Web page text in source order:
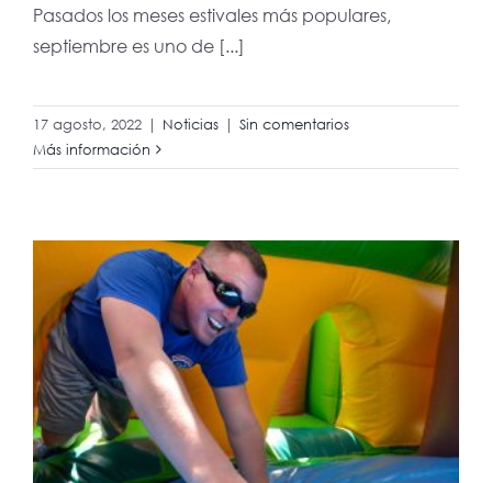
Pasados los meses estivales más populares,
septiembre es uno de [...]
17 agosto, 2022 | Noticias | Sin comentarios
Más información